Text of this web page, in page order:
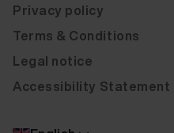
Privacy policy
Terms & Conditions
Legal notice
Accessibility Statement